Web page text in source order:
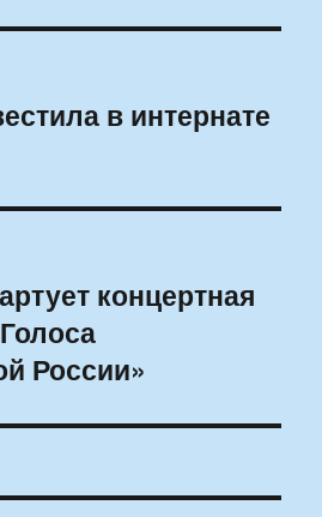
в интернате
концертная
России»